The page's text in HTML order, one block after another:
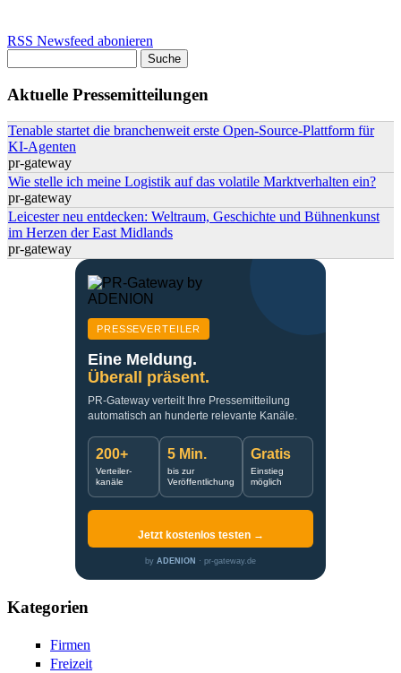
RSS Newsfeed abonieren
Aktuelle Pressemitteilungen
Tenable startet die branchenweit erste Open-Source-Plattform für
KI-Agenten
pr-gateway
Wie stelle ich meine Logistik auf das volatile Marktverhalten ein?
pr-gateway
Leicester neu entdecken: Weltraum, Geschichte und Bühnenkunst
im Herzen der East Midlands
pr-gateway
PRESSEVERTEILER
Eine Meldung.
Überall präsent.
PR-Gateway verteilt Ihre Pressemitteilung
automatisch an hunderte relevante Kanäle.
200+
Verteiler-
kanäle
5 Min.
bis zur
Veröffentlichung
Gratis
Einstieg
möglich
Jetzt kostenlos testen →
by ADENION · pr-gateway.de
Kategorien
Firmen
Freizeit